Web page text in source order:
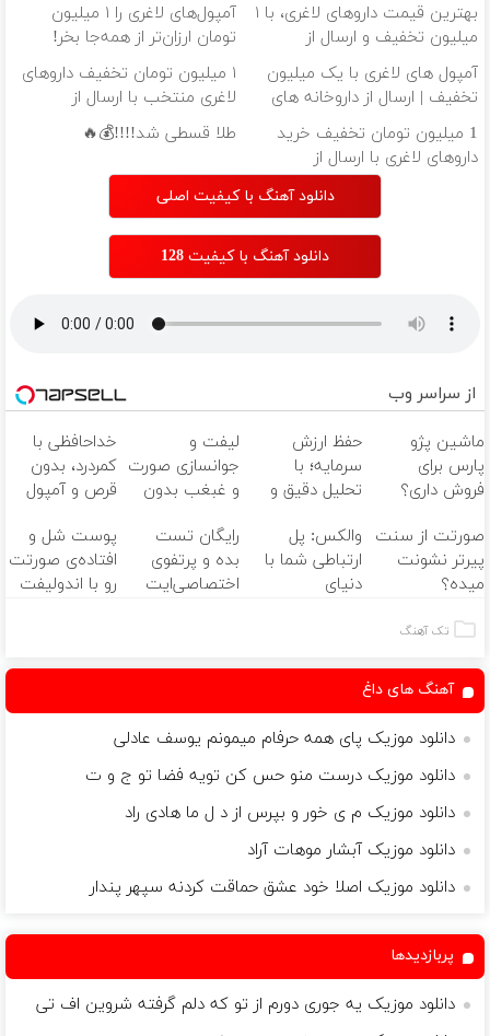
بهترین قیمت داروهای لاغری، با ۱
میلیون تخفیف و ارسال از
داروخانه‌
آمپول‌های لاغری را ۱ میلیون
تومان ارزان‌تر از همه‌جا بخر!
آمپول های لاغری با یک میلیون
تخفیف | ارسال از داروخانه های
معتبر
۱ میلیون تومان تخفیف داروهای
لاغری منتخب با ارسال از
داروخانه نزدیکت
1 میلیون تومان تخفیف خرید
داروهای لاغری با ارسال از
داروخانه و پک یخ!
طلا قسطی شد!!!!💰🔥
دانلود آهنگ با کیفیت اصلی
دانلود آهنگ با کیفیت 128
از سراسر وب
ماشین پژو
پارس برای
فروش داری؟
بفروشش
حفظ ارزش
سرمایه؛ با
تحلیل دقیق و
موقع!
لیفت و
جوانسازی صورت
و غبغب بدون
نقاهت ✨
خداحافظی با
کمردرد، بدون
قرص و آمپول
صورتت از سنت
پیرتر نشونت
میده؟
می‌گردونه 🔰
والکس: پل
ارتباطی شما با
دنیای
رایگان تست
بده و پرتفوی
اختصاصی‌ایت
پوست شل و
افتاده‌ی صورتت
رو با اندولیفت
تک آهنگ
آهنگ های داغ
دانلود موزیک پای همه حرفام میمونم یوسف عادلی
دانلود موزیک درست منو حس کن تویه فضا تو ج و ت
دانلود موزیک م ی خور و بپرس از د ل ما هادی راد
دانلود موزیک آبشار موهات آراد
دانلود موزیک اصلا خود عشق حماقت کردنه سپهر پندار
پربازدیدها
دانلود موزیک یه جوری دورم از تو که دلم گرفته شروین اف تی